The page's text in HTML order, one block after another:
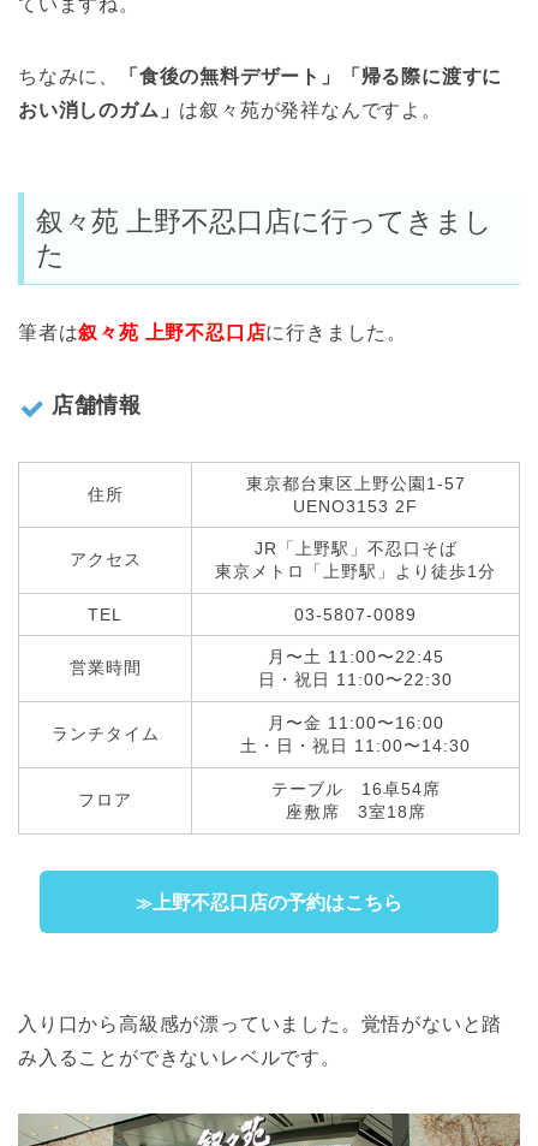
ちなみに、
「食後の無料デザート」「帰る際に渡すに
おい消しのガム」 は叙々苑が発祥なんですよ。
叙々苑 上野不忍口店に行ってきまし
た
筆者は叙々苑 上野不忍口店に行きました。
店舗情報
住所
東京都台東区上野公園1-57
UENO3153 2F
アクセス
JR「上野駅」不忍口そば
東京メトロ「上野駅」より徒歩1分
TEL 03-5807-0089
営業時間
月〜土 11:00〜22:45
日・祝日 11:00〜22:30
ランチタイム
月〜金 11:00〜16:00
土・日・祝日 11:00〜14:30
フロア
テーブル 16卓54席
座敷席 3室18席
≫ 上野不忍口店の予約はこちら
入り口から高級感が漂っていました。覚悟がないと踏
み入ることができないレベルです。